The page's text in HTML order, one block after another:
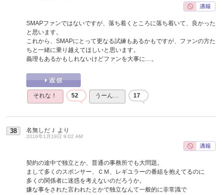
SMAPファンではないですが、落ち着くところに落ち着いて、良かった
と思います。
これから、SMAPにとって更なる試練もあるかもですが、ファンの方た
ちと一緒に乗り越えてほしいと思います。
義理もあるかもしれないけどファンを大事に…。
それな！ 52 うーん… 17
38 名無しだＪ より
2016年1月19日 9:02 AM
契約の途中で独立とか、普通の事務所でも大問題。
まして多くのスポンサー、ＣＭ、レギユラーの番組を抱えてるのに
多くの関係者に迷惑を考えないのだろうか。
嫌な事をされた言われたとかで独立なんて一般的に非常識で